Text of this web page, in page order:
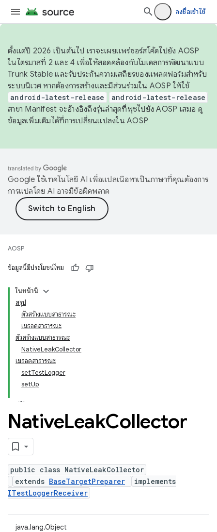
ลงชื่อเข้าใช้
ตั้งแต่ปี 2026 เป็นต้นไป เราจะเผยแพร่ซอร์สโค้ดไปยัง AOSP
ในไตรมาสที่ 2 และ 4 เพื่อให้สอดคล้องกับโมเดลการพัฒนาแบบ
Trunk Stable และรับประกันความเสถียรของแพลตฟอร์มสำหรับ
ระบบนิเวศ หากต้องการสร้างและมีส่วนร่วมใน AOSP ให้ใช้
android-latest-release android-latest-release
สาขา Manifest จะอ้างอิงถึงรุ่นล่าสุดที่พุชไปยัง AOSP เสมอ ดู
ข้อมูลเพิ่มเติมได้ที่การเปลี่ยนแปลงใน AOSP
Google ใช้เทคโนโลยี AI เพื่อแปลเนื้อหาเป็นภาษาที่คุณต้องการ
การแปลโดย AI อาจมีข้อผิดพลาด
AOSP
ข้อมูลนี้มีประโยชน์ไหม
ในหน้านี้
สรุป
ตัวสร้างแบบสาธารณะ
เมธอดสาธารณะ
ตัวสร้างแบบสาธารณะ
NativeLeakCollector
เมธอดสาธารณะ
setTestLogger
setUp
NativeLeakCollector
public class NativeLeakCollector
extends BaseTargetPreparer
implements
ITestLoggerReceiver
java.lang.Object